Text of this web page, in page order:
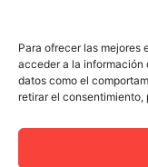
Para ofrecer las mejores
acceder a la información
datos como el
retirar el